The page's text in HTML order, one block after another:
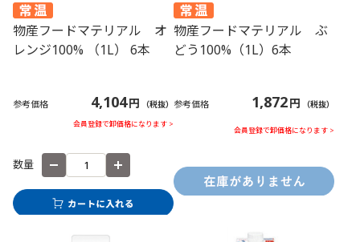
物産フードマテリアル オ
レンジ100% （1L） 6本
参考価格 4,104円 （税抜）
会員登録で卸価格になります >
数量
物産フードマテリアル ぶ
どう100%（1L）6本
参考価格 1,872円 （税抜）
会員登録で卸価格になります >